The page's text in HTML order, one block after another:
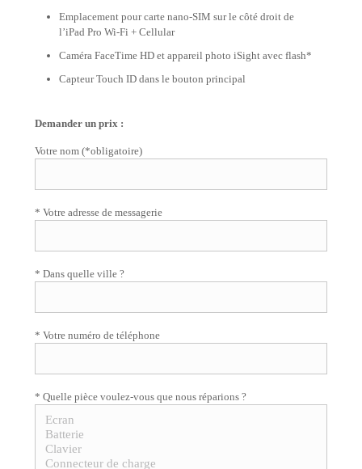
Emplacement pour carte nano-SIM sur le côté droit de
l’iPad Pro Wi-Fi + Cellular
Caméra FaceTime HD et appareil photo iSight avec flash*
Capteur Touch ID dans le bouton principal
Demander un prix :
Votre nom (*obligatoire)
* Votre adresse de messagerie
* Dans quelle ville ?
* Votre numéro de téléphone
* Quelle pièce voulez-vous que nous réparions ?